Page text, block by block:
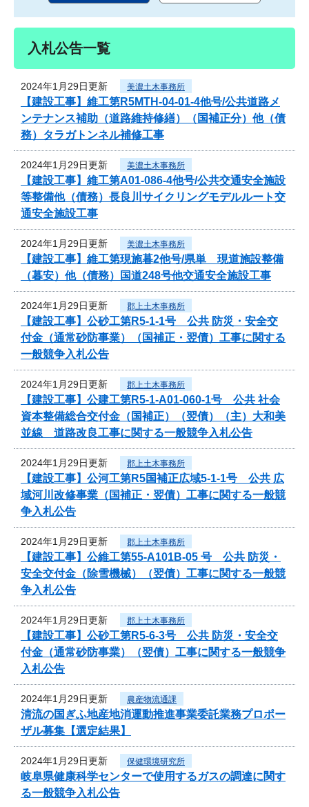
入札公告一覧
2024年1月29日更新 美濃土木事務所
【建設工事】維工第R5MTH-04-01-4他号/公共道路メ
ンテナンス補助（道路維持修繕）（国補正分）他（債
務）タラガトンネル補修工事
2024年1月29日更新 美濃土木事務所
【建設工事】維工第A01-086-4他号/公共交通安全施設
等整備他（債務）長良川サイクリングモデルルート交
通安全施設工事
2024年1月29日更新 美濃土木事務所
【建設工事】維工第現施暮2他号/県単 現道施設整備
（暮安）他（債務）国道248号他交通安全施設工事
2024年1月29日更新 郡上土木事務所
【建設工事】公砂工第R5-1-1号 公共 防災・安全交
付金（通常砂防事業）（国補正・翌債）工事に関する
一般競争入札公告
2024年1月29日更新 郡上土木事務所
【建設工事】公建工第R5-1-A01-060-1号 公共 社会
資本整備総合交付金（国補正）（翌債）（主）大和美
並線 道路改良工事に関する一般競争入札公告
2024年1月29日更新 郡上土木事務所
【建設工事】公河工第R5国補正広域5-1-1号 公共 広
域河川改修事業（国補正・翌債）工事に関する一般競
争入札公告
2024年1月29日更新 郡上土木事務所
【建設工事】公維工第55-A101B-05 号 公共 防災・
安全交付金（除雪機械）（翌債）工事に関する一般競
争入札公告
2024年1月29日更新 郡上土木事務所
【建設工事】公砂工第R5-6-3号 公共 防災・安全交
付金（通常砂防事業）（翌債）工事に関する一般競争
入札公告
2024年1月29日更新 農産物流通課
清流の国ぎふ地産地消運動推進事業委託業務プロポー
ザル募集【選定結果】
2024年1月29日更新 保健環境研究所
岐阜県健康科学センターで使用するガスの調達に関す
る一般競争入札公告